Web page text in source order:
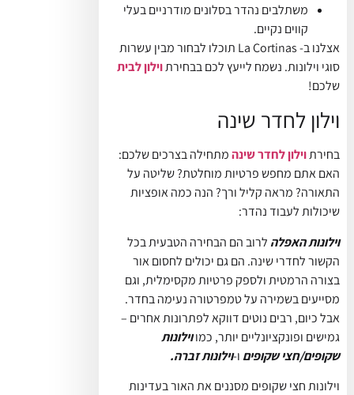
משתלבים נהדר בסלונים מודרניים בעלי
קווים נקיים.
אצלנו ב- La Cortinas תוכלו לבחור מבין עשרות
סוגי וילונות. נשמח לייעץ לכם בבחירתוילון לבית
שלכם!
וילון לחדר שינה
בחירתוילון לחדר שינהמתחילה בצרכים שלכם:
האם אתם מחפש פרטיות מוחלטת? שליטה על
התאורה? מראה קליל ורך? הנה כמה אופציות
שיכולות לעבוד נהדר:
וילונות האפלהלרוב הם הבחירה הטבעית בכל
הקשור לחדרי שינה. הם גם יכולים לחסום אור
בצורה הרמטית ולספק פרטיות מקסימלית, וגם
מסייעים בשמירה על טמפרטורה נעימה בחדר.
אבל כיום, רבים נוטים דווקא לפתרונות אחרים –
גמישים ופונקציונליים יותר, כמווילונות
שקופים/חצי שקופים ו-וילונות זברה.
וילונות חצי שקופים מסננים את האור בעדינות